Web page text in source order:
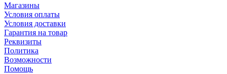
Магазины
Условия оплаты
Условия доставки
Гарантия на товар
Реквизиты
Политика
Возможности
Помощь